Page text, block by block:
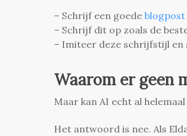
– Schrijf een goede blogpost
– Schrijf dit op zoals de
– Imiteer deze schrijfstijl en
Waarom er geen
Maar kan AI echt al
Het antwoord is nee. Als